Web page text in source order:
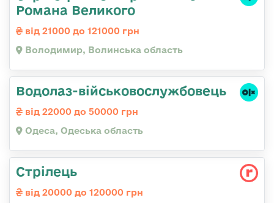
Романа Великого
від 21000 до 121000 грн
Володимир, Волинська область
Водолаз-військовослужбовець
від 22000 до 50000 грн
Одеса, Одеська область
Стрілець
від 20000 до 120000 грн